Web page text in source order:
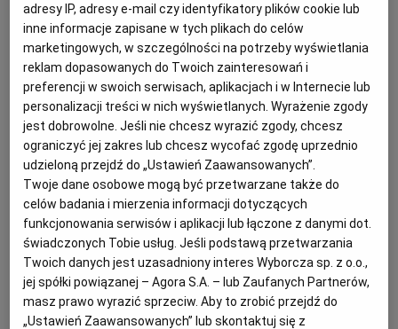
Jak prawidłowo przygotować formularz
ofertowy? Co zrobić, gdy wykonawcy
sporządzili oferty przed zmianami
dokonanymi w siwz? Specjalista z zakresu
Pzp odpowiada.
Pytanie:
Zamawiający w odpowiedziach na pytania dosiwz
określił wymóg co do długopisów ,,wymaga
końcówek plastikowych", jednak w formularzu
ofertowym pozostał zapis ,,końcówki metalowe".
W rezultacie jedni wykonawcy zaoferowali
adresy IP, adresy e-mail czy identyfikatory plików cookie lub
inne informacje zapisane w tych plikach do celów
marketingowych, w szczególności na potrzeby wyświetlania
reklam dopasowanych do Twoich zainteresowań i
preferencji w swoich serwisach, aplikacjach i w Internecie lub
personalizacji treści w nich wyświetlanych. Wyrażenie zgody
jest dobrowolne. Jeśli nie chcesz wyrazić zgody, chcesz
ograniczyć jej zakres lub chcesz wycofać zgodę uprzednio
udzieloną przejdź do „Ustawień Zaawansowanych”.
Twoje dane osobowe mogą być przetwarzane także do
celów badania i mierzenia informacji dotyczących
funkcjonowania serwisów i aplikacji lub łączone z danymi dot.
świadczonych Tobie usług. Jeśli podstawą przetwarzania
Twoich danych jest uzasadniony interes Wyborcza sp. z o.o.,
jej spółki powiązanej – Agora S.A. – lub Zaufanych Partnerów,
masz prawo wyrazić sprzeciw. Aby to zrobić przejdź do
„Ustawień Zaawansowanych” lub skontaktuj się z